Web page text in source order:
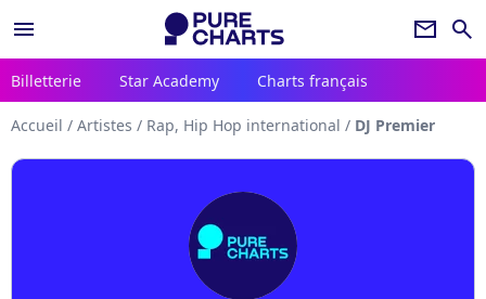
menu newsletter search
Billetterie Star Academy Charts français
Accueil / Artistes / Rap, Hip Hop international / DJ Premier